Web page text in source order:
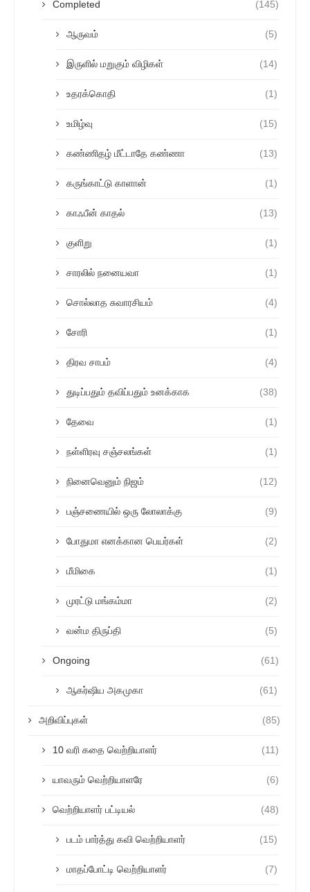
Completed (145)
ஆருவம் (5)
இருளில் மறுகும் விழிகள் (14)
உதரக்கொதி (1)
உமிழ்வு (15)
கண்ணிதழ் மீட்டாதே கண்ணா (13)
கருங்காட்டு காளான் (1)
காஃபீன் காதல் (13)
குளிறு (1)
சாரலில் நனையவா (1)
சொல்லாத சுவாரசியம் (4)
சோரி (1)
திரவ சாபம் (4)
துடிப்பதும் தவிப்பதும் உனக்காக (38)
தேவை (1)
நள்ளிரவு சஞ்சலங்கள் (1)
நினைவெனும் நிஜம் (12)
பஞ்சணையில் ஒரு லோலாக்கு (9)
போதுமா எனக்கான பெயர்கள் (2)
மீமிகை (1)
முரட்டு மங்கம்மா (2)
வன்ம திருப்தி (5)
Ongoing (61)
ஆகர்ஷிய அகமுகா (61)
அறிவிப்புகள் (85)
10 வரி கதை வெற்றியாளர் (11)
யாவரும் வெற்றியாளரே (6)
வெற்றியாளர் பட்டியல் (48)
படம் பார்த்து கவி வெற்றியாளர் (15)
மாதப்போட்டி வெற்றியாளர் (7)